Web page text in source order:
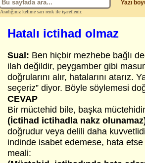
Aradığınız kelime sarı renk ile işaretlenir.
Yazı
Hatalı ictihad olmaz
Sual: Ben hiçbir mezhebe bağlı
ilah değildir, peygamber gibi
doğrularını alır, hatalarını atarız.
seçeriz” diyor. Böyle söylemesi
CEVAP
Bir müctehid bile, başka
(İctihad ictihadla nakz
doğrudur veya delili daha
indinde isabet edemese, hata
meali: